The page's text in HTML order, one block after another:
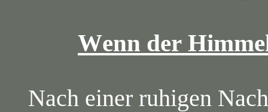
Wenn der
Nach einer ruhigen